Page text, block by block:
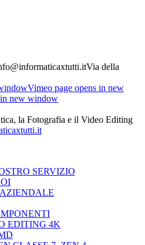
Via della
Vimeo page opens in new
in new window
la Fotografia e il Video Editing
SERVIZIO
EDITING 4K